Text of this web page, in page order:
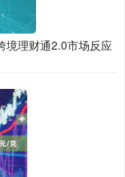
境理财通2.0市场反应